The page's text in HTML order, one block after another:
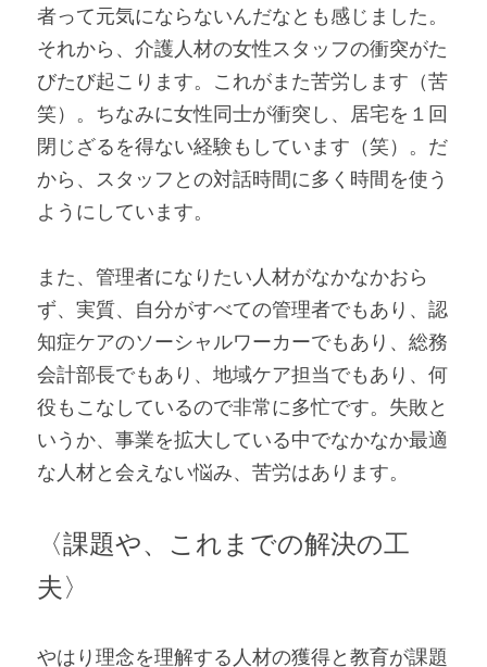
者って元気にならないんだなとも感じました。
それから、介護人材の女性スタッフの衝突がた
びたび起こります。これがまた苦労します（苦
笑）。ちなみに女性同士が衝突し、居宅を１回
閉じざるを得ない経験もしています（笑）。だ
から、スタッフとの対話時間に多く時間を使う
ようにしています。
また、管理者になりたい人材がなかなかおら
ず、実質、自分がすべての管理者でもあり、認
知症ケアのソーシャルワーカーでもあり、総務
会計部長でもあり、地域ケア担当でもあり、何
役もこなしているので非常に多忙です。失敗と
いうか、事業を拡大している中でなかなか最適
な人材と会えない悩み、苦労はあります。
〈課題や、これまでの解決の工
夫〉
やはり理念を理解する人材の獲得と教育が課題